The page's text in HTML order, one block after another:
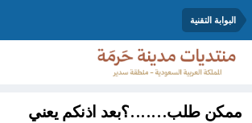
البوابة التقنية
ممكن طلب.......؟بعد اذنكم يعني